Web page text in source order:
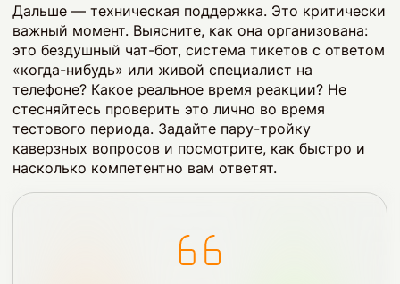
Дальше — техническая поддержка. Это критически
важный момент. Выясните, как она организована:
это бездушный чат-бот, система тикетов с ответом
«когда-нибудь» или живой специалист на
телефоне? Какое реальное время реакции? Не
стесняйтесь проверить это лично во время
тестового периода. Задайте пару-тройку
каверзных вопросов и посмотрите, как быстро и
насколько компетентно вам ответят.